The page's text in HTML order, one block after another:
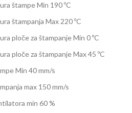
štampe Min 190 ºC
štampanja Max 220 ºC
ploče za štampanje Min 0 ºC
ploče za štampanje Max 45 ºC
Min 40 mm/s
max 150 mm/s
min 60 %